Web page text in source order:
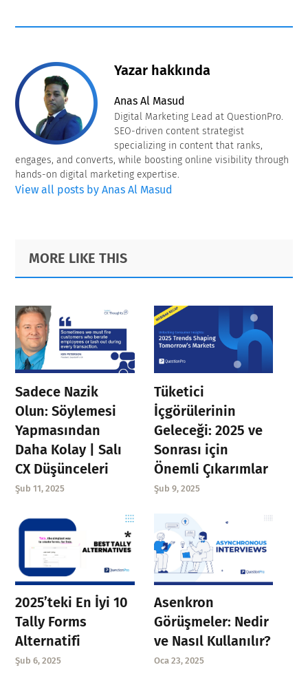
Yazar hakkında
Anas Al Masud
Digital Marketing Lead at QuestionPro.
SEO-driven content strategist
specializing in content that ranks,
engages, and converts, while boosting online visibility through
hands-on digital marketing expertise.
View all posts by Anas Al Masud
Primary
Sidebar
Footer
MORE LIKE THIS
Sadece Nazik
Olun: Söylemesi
Yapmasından
Daha Kolay | Salı
CX Düşünceleri
Şub 11, 2025
Tüketici
İçgörülerinin
Geleceği: 2025 ve
Sonrası için
Önemli Çıkarımlar
Şub 9, 2025
2025’teki En İyi 10
Tally Forms
Alternatifi
Şub 6, 2025
Asenkron
Görüşmeler: Nedir
ve Nasıl Kullanılır?
Oca 23, 2025